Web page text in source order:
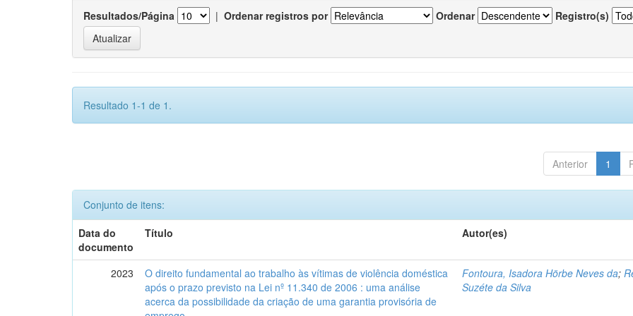
Resultados/Página | Ordenar registros por Ordenar Registro(s)
Resultado 1-1 de 1.
Anterior 1
Conjunto de itens:
Data do
documento
Título Autor(es)
2023
O direito fundamental ao trabalho às vítimas de violência doméstica
após o prazo previsto na Lei nº 11.340 de 2006 : uma análise
acerca da possibilidade da criação de uma garantia provisória de
Fontoura, Isadora Hörbe Neves da;
Suzéte da Silva